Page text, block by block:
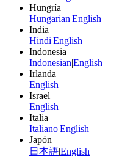
Hungría
Hungarian|English
India
Hindi|English
Indonesia
Indonesian|English
Irlanda
English
Israel
English
Italia
Italiano|English
Japón
日本語|English